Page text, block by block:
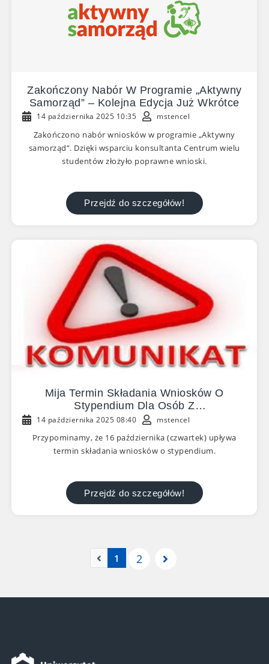
Zakończony Nabór W Programie „Aktywny
Samorząd” – Kolejna Edycja Już Wkrótce
14 października 2025 10:35 mstencel
Zakończono nabór wniosków w programie „Aktywny
samorząd”. Dzięki wsparciu konsultanta Centrum wielu
studentów złożyło poprawne wnioski.
Przejdź do szczegółów!
Mija Termin Składania Wniosków O
Stypendium Dla Osób Z
Niepełnosprawnościami
14 października 2025 08:40 mstencel
Przypominamy, że 16 października (czwartek) upływa
termin składania wniosków o stypendium.
Przejdź do szczegółów!
Poprzednia strona (niedostępna)
1 (aktualna strona)
2